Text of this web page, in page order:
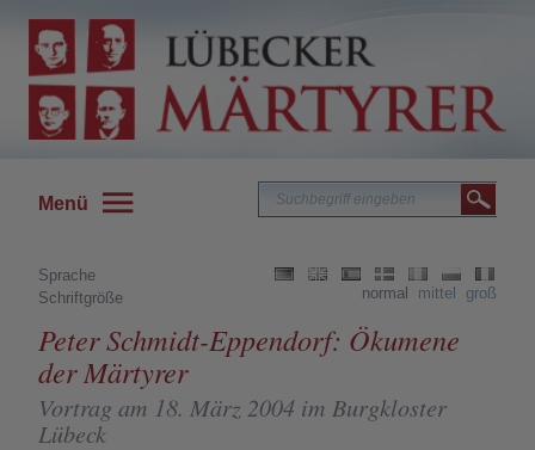
Menü
Sprache
Schriftgröße
normal mittel groß
Peter Schmidt-Eppendorf: Ökumene
der Märtyrer
Vortrag am 18. März 2004 im Burgkloster
Lübeck